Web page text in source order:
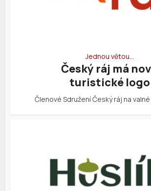
Jednou větou…
Český ráj má
turistické logo
Členové Sdružení Český ráj na